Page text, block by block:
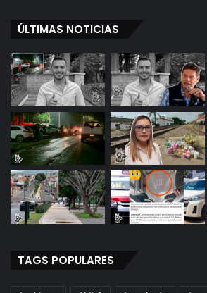
ÚLTIMAS NOTICIAS
TAGS POPULARES